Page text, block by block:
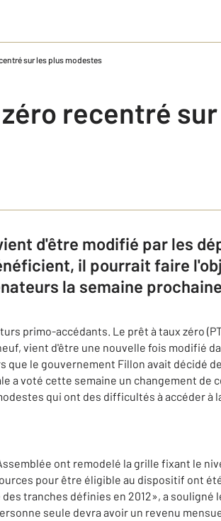
sur les plus modestes
recentré
d'être modifié par les
il pourrait faire
la semaine
primo-accédants. Le prêt à taux zéro
vient d'être une nouvelle fois modifié
que le gouvernement Fillon avait décidé
a voté cette semaine un changement de
qui ont des difficultés à accéder à
ont remodelé la grille fixant le
pour être éligible au dispositif ont
tranches définies en 2012», a
seule devra avoir un revenu